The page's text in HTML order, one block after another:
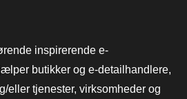
inspirerende e-
butikker og e-detailhandlere,
eller tjenester, virksomheder og